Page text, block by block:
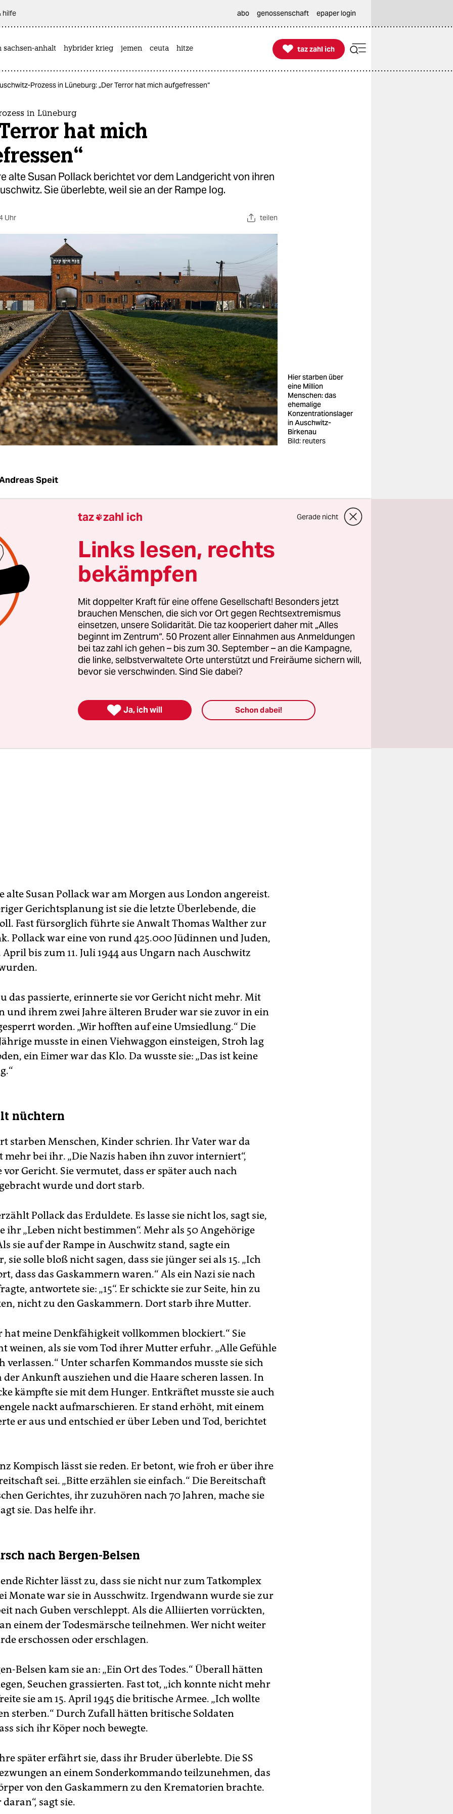
hilfe abo genossenschaft epaper login
sachsen-anhalt hybrider krieg jemen ceuta hitze 
taz zahl ich
taz zahl ich
Prozess in Lüneburg: „Der Terror hat mich aufgefressen“
in Lüneburg
hat mich
alte Susan Pollack berichtet vor dem Landgericht von ihren
Sie überlebte, weil sie an der Rampe log.
Uhr teilen
Hier starben über
eine Million
Menschen: das
ehemalige
Konzentrationslager
in Auschwitz-
Birkenau
Bild: reuters
Speit
| „Wir wurden komplett entmenschlicht“, erzählt die
Überlebende mit leiser Stimme. „Der Terror hat mich
Im großen Saal der Ritterakademie, in dem das
Lüneburg verhandelt, herrscht angespannte Stille. Nur die
Worte von Susan Pollack und die Übersetzung des
ist zu hören.
die schwer wiegen im Verfahren gegen den ehemaligen
Oskar Gröning. Dem 93-Jährigen wird Beihilfe
in mindestens 300.000 Fällen während der sogenannten
im Sommer 1944 vorgeworfen. Gröning hatte sich zu
alte Susan Pollack war am Morgen aus London angereist.
Gerichtsplanung ist sie die letzte Überlebende, die
Fast fürsorglich führte sie Anwalt Thomas Walther zur
Pollack war eine von rund 425.000 Jüdinnen und Juden,
April bis zum 11. Juli 1944 aus Ungarn nach Auschwitz
das passierte, erinnerte sie vor Gericht nicht mehr. Mit
und ihrem zwei Jahre älteren Bruder war sie zuvor in ein
worden. „Wir hofften auf eine Umsiedlung.“ Die
musste in einen Viehwaggon einsteigen, Stroh lag
ein Eimer war das Klo. Da wusste sie: „Das ist keine
nüchtern
starben Menschen, Kinder schrien. Ihr Vater war da
mehr bei ihr. „Die Nazis haben ihn zuvor interniert“,
vor Gericht. Sie vermutet, dass er später auch nach
wurde und dort starb.
Pollack das Erduldete. Es lasse sie nicht los, sagt sie,
ihr „Leben nicht bestimmen“. Mehr als 50 Angehörige
sie auf der Rampe in Auschwitz stand, sagte ein
solle bloß nicht sagen, dass sie jünger sei als 15. „Ich
dass das Gaskammern waren.“ Als ein Nazi sie nach
antwortete sie: „15“. Er schickte sie zur Seite, hin zu
nicht zu den Gaskammern. Dort starb ihre Mutter.
hat meine Denkfähigkeit vollkommen blockiert.“ Sie
weinen, als sie vom Tod ihrer Mutter erfuhr. „Alle Gefühle
verlassen.“ Unter scharfen Kommandos musste sie sich
der Ankunft ausziehen und die Haare scheren lassen. In
kämpfte sie mit dem Hunger. Entkräftet musste sie auch
nackt aufmarschieren. Er stand erhöht, mit einem
er aus und entschied er über Leben und Tod, berichtet
Kompisch lässt sie reden. Er betont, wie froh er über ihre
sei. „Bitte erzählen sie einfach.“ Die Bereitschaft
Gerichtes, ihr zuzuhören nach 70 Jahren, mache sie
sie. Das helfe ihr.
nach Bergen-Belsen
Richter lässt zu, dass sie nicht nur zum Tatkomplex
Monate war sie in Ausschwitz. Irgendwann wurde sie zur
nach Guben verschleppt. Als die Alliierten vorrückten,
einem der Todesmärsche teilnehmen. Wer nicht weiter
erschossen oder erschlagen.
Belsen kam sie an: „Ein Ort des Todes.“ Überall hätten
Seuchen grassierten. Fast tot, „ich konnte nicht mehr
sie am 15. April 1945 die britische Armee. „Ich wollte
sterben.“ Durch Zufall hätten britische Soldaten
sich ihr Köper noch bewegte.
später erfährt sie, dass ihr Bruder überlebte. Die SS
an einem Sonderkommando teilzunehmen, das
von den Gaskammern zu den Krematorien brachte.
sagt sie.
taz zahl ich Gerade nicht
Links lesen, rechts
bekämpfen
Mit doppelter Kraft für eine offene Gesellschaft! Besonders jetzt
brauchen Menschen, die sich vor Ort gegen Rechtsextremismus
einsetzen, unsere Solidarität. Die taz kooperiert daher mit „Alles
beginnt im Zentrum“. 50 Prozent aller Einnahmen aus Anmeldungen
bei taz zahl ich gehen – bis zum 30. September – an die Kampagne,
die linke, selbstverwaltete Orte unterstützt und Freiräume sichern will,
bevor sie verschwinden. Sind Sie dabei?
 Ja, ich will Schon dabei!